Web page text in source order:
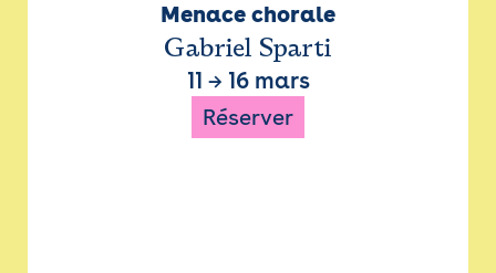
Menace chorale
Gabriel Sparti
11 → 16 mars
Réserver